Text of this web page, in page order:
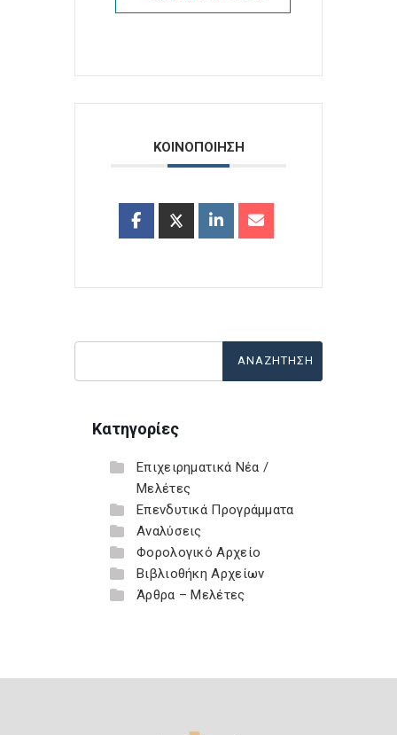
ΚΟΙΝΟΠΟΙΗΣΗ
Κατηγορίες
Επιχειρηματικά Νέα /
Μελέτες
Επενδυτικά Προγράμματα
Αναλύσεις
Φορολογικό Αρχείο
Βιβλιοθήκη Αρχείων
Άρθρα – Μελέτες